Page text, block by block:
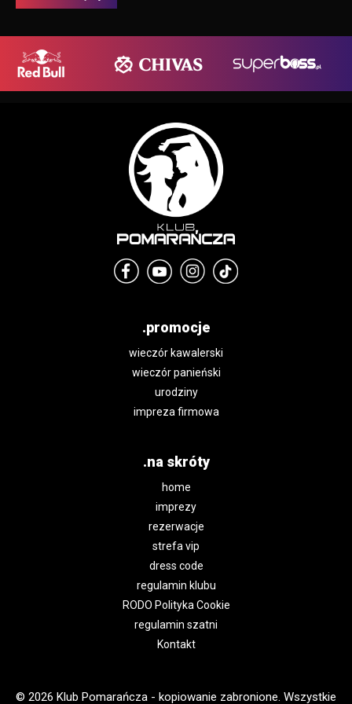
.promocje
wieczór kawalerski
wieczór panieński
urodziny
impreza firmowa
.na skróty
home
imprezy
rezerwacje
strefa vip
dress code
regulamin klubu
RODO Polityka Cookie
regulamin szatni
Kontakt
© 2026 Klub Pomarańcza - kopiowanie zabronione. Wszystkie